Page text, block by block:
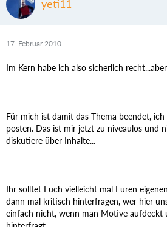
yeti11
17. Februar 2010
Im Kern habe ich also sicherlich
Für mich ist damit das Thema beendet,
posten. Das ist mir jetzt zu niveaulos und
diskutiere über Inhalte...
Ihr solltet Euch vielleicht mal Euren
dann mal kritisch hinterfragen, wer hier
einfach nicht, wenn man Motive aufdeckt